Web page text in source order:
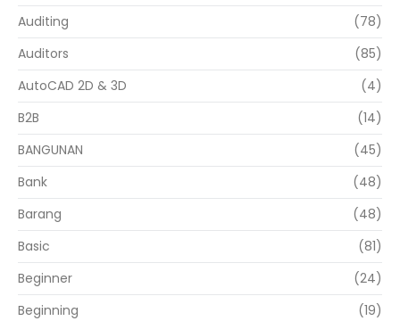
Auditing
(78)
Auditors
(85)
AutoCAD 2D & 3D
(4)
B2B
(14)
BANGUNAN
(45)
Bank
(48)
Barang
(48)
Basic
(81)
Beginner
(24)
Beginning
(19)